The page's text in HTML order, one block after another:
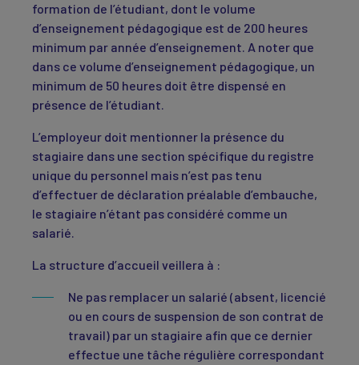
formation de l’étudiant, dont le volume
d’enseignement pédagogique est de 200 heures
minimum par année d’enseignement. A noter que
dans ce volume d’enseignement pédagogique, un
minimum de 50 heures doit être dispensé en
présence de l’étudiant.
L’employeur doit mentionner la présence du
stagiaire dans une section spécifique du registre
unique du personnel mais n’est pas tenu
d’effectuer de déclaration préalable d’embauche,
le stagiaire n’étant pas considéré comme un
salarié.
La structure d’accueil veillera à :
Ne pas remplacer un salarié (absent, licencié
ou en cours de suspension de son contrat de
travail) par un stagiaire afin que ce dernier
effectue une tâche régulière correspondant